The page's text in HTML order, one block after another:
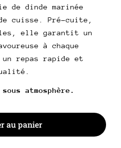
de dinde marinée
cuisse. Pré-cuite,
elle garantit un
à chaque
repas rapide et
atmosphère.
artisanale (congelé)
Pita Gyros artisanale
au panier